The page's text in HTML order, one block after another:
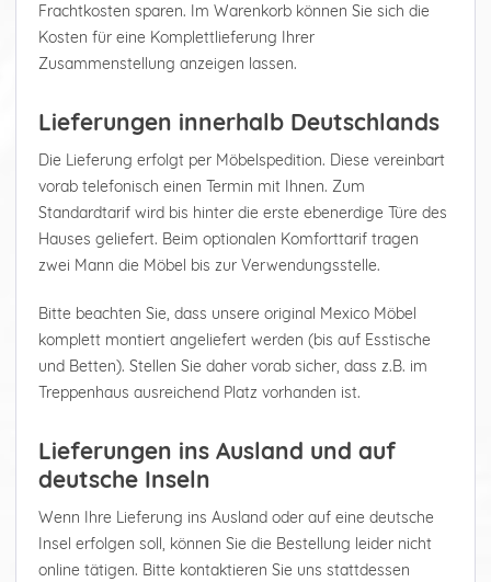
Frachtkosten sparen. Im Warenkorb können Sie sich die
Kosten für eine Komplettlieferung Ihrer
Zusammenstellung anzeigen lassen.
Lieferungen innerhalb Deutschlands
Die Lieferung erfolgt per Möbelspedition. Diese vereinbart
vorab telefonisch einen Termin mit Ihnen. Zum
Standardtarif wird bis hinter die erste ebenerdige Türe des
Hauses geliefert. Beim optionalen Komforttarif tragen
zwei Mann die Möbel bis zur Verwendungsstelle.
Bitte beachten Sie, dass unsere original Mexico Möbel
komplett montiert angeliefert werden (bis auf Esstische
und Betten). Stellen Sie daher vorab sicher, dass z.B. im
Treppenhaus ausreichend Platz vorhanden ist.
Lieferungen ins Ausland und auf
deutsche Inseln
Wenn Ihre Lieferung ins Ausland oder auf eine deutsche
Insel erfolgen soll, können Sie die Bestellung leider nicht
online tätigen. Bitte kontaktieren Sie uns stattdessen